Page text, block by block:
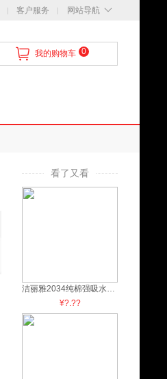
客户服务 网站导航
我的购物车 0
看了又看
洁丽雅2034纯棉强吸水舒适面巾
¥?.??